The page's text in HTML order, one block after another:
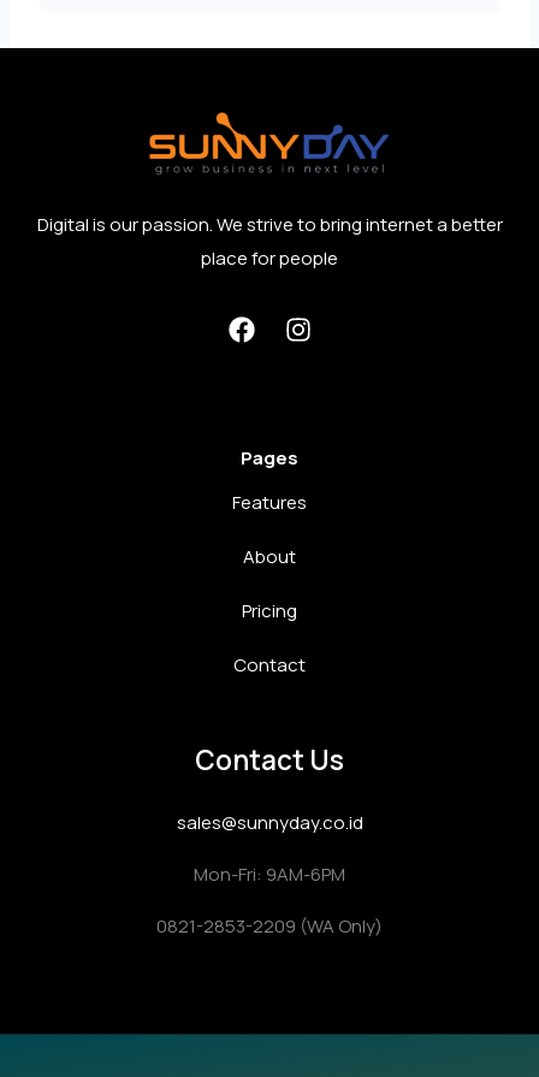
Digital is our passion. We strive to bring internet a better
place for people
Pages
Features
About
Pricing
Contact
Contact Us
sales@sunnyday.co.id
Mon-Fri: 9AM-6PM
0821-2853-2209 (WA Only)